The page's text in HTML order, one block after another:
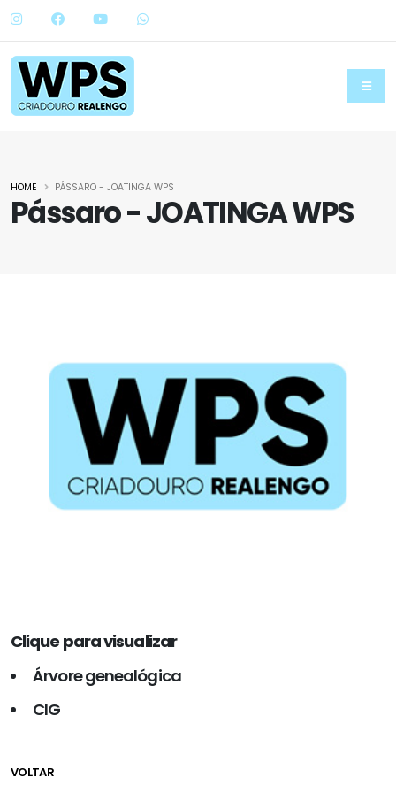
Pássaro - JOATINGA WPS
HOME PÁSSARO - JOATINGA WPS
Clique para visualizar
Árvore genealógica
CIG
VOLTAR